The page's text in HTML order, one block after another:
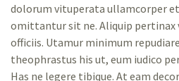
dolorum vituperata ullamcorper
omittantur sit ne. Aliquip pertinax
officiis. Utamur minimum
theophrastus his ut, eum iudico
Has ne legere tibique. At eam